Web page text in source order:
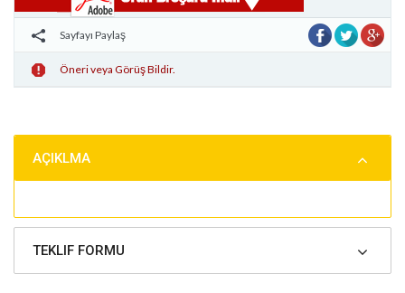
Sayfayı Paylaş
Öneri veya Görüş Bildir.
AÇIKLMA
TEKLIF FORMU